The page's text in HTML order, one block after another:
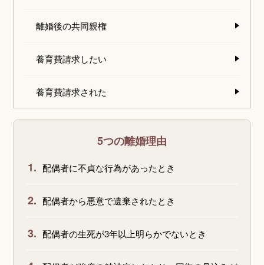
離婚後の共同親権
養育費請求したい
養育費請求された
5つの離婚理由
1. 配偶者に不貞な行為があったとき
2. 配偶者から悪意で遺棄されたとき
3. 配偶者の生死が3年以上明らかでないとき